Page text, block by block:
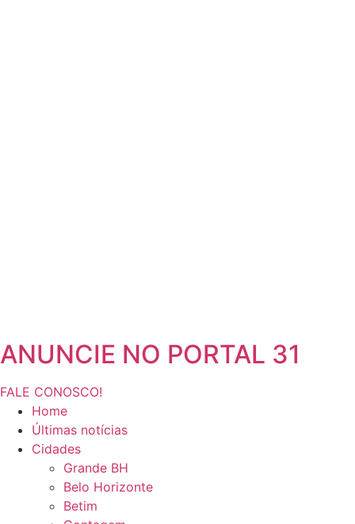
ANUNCIE NO PORTAL 31
FALE CONOSCO!
Home
Últimas notícias
Cidades
Grande BH
Belo Horizonte
Betim